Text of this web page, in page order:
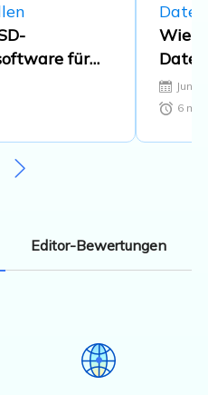
für
Jahr 2026
Wie
June
6
Editor-Bewertungen